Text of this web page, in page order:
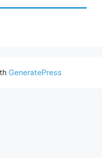
GeneratePress